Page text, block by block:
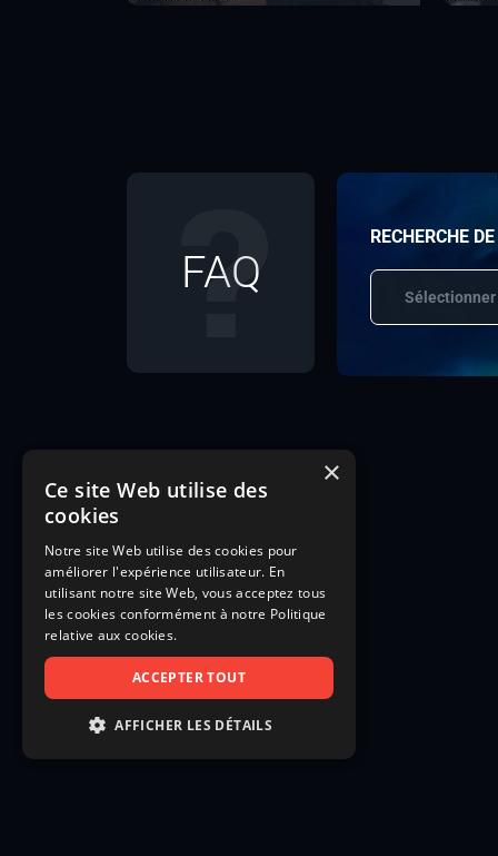
FAQ
RECHERCHE
Sélectionner
×
Ce site Web utilise des
cookies
Notre site Web utilise des cookies pour
améliorer l'expérience utilisateur. En
utilisant notre site Web, vous acceptez tous
les cookies conformément à notre Politique
relative aux cookies.
ACCEPTER TOUT
AFFICHER LES DÉTAILS